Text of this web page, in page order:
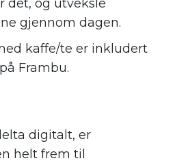
det, og utveksle
gjennom dagen.
kaffe/te er inkludert
Frambu.
digitalt, er
helt frem til